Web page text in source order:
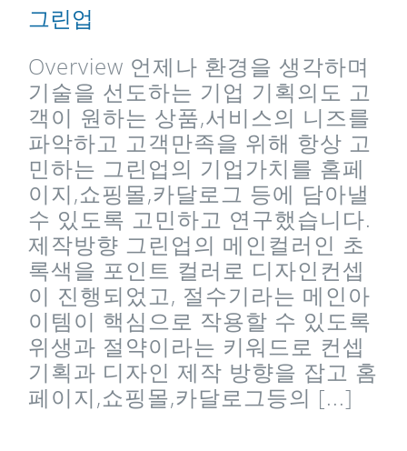
그린업
Overview 언제나 환경을 생각하며
기술을 선도하는 기업 기획의도 고
객이 원하는 상품,서비스의 니즈를
파악하고 고객만족을 위해 항상 고
민하는 그린업의 기업가치를 홈페
이지,쇼핑몰,카달로그 등에 담아낼
수 있도록 고민하고 연구했습니다.
제작방향 그린업의 메인컬러인 초
록색을 포인트 컬러로 디자인컨셉
이 진행되었고, 절수기라는 메인아
이템이 핵심으로 작용할 수 있도록
위생과 절약이라는 키워드로 컨셉
기획과 디자인 제작 방향을 잡고 홈
페이지,쇼핑몰,카달로그등의 [...]